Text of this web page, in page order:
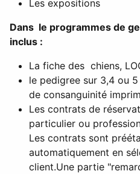
Les expositions
Dans le programmes de
inclus :
La fiche des chiens,
le pedigree sur 3,4 ou
de consanguinité
Les contrats de
particulier ou
Les contrats sont
automatiquement en
client.Une partie